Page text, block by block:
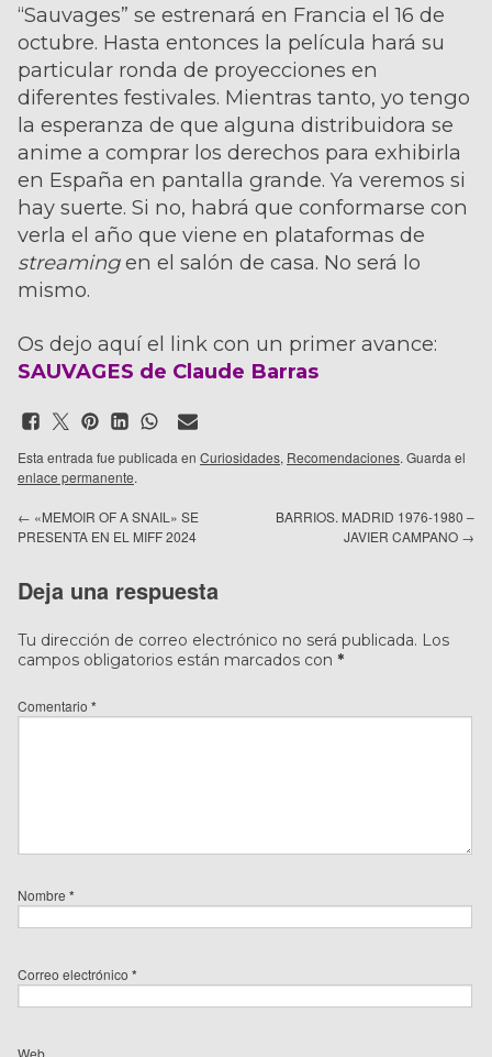
“Sauvages” se estrenará en Francia el 16 de
octubre. Hasta entonces la película hará su
particular ronda de proyecciones en
diferentes festivales. Mientras tanto, yo tengo
la esperanza de que alguna distribuidora se
anime a comprar los derechos para exhibirla
en España en pantalla grande. Ya veremos si
hay suerte. Si no, habrá que conformarse con
verla el año que viene en plataformas de
streamingen el salón de casa. No será lo
mismo.
Os dejo aquí el link con un primer avance:
SAUVAGES de Claude Barras
Esta entrada fue publicada en Curiosidades, Recomendaciones. Guarda el
enlace permanente.
← «MEMOIR OF A SNAIL» SE
PRESENTA EN EL MIFF 2024
BARRIOS. MADRID 1976-1980 –
JAVIER CAMPANO →
Deja una respuesta
Tu dirección de correo electrónico no será publicada. Los
campos obligatorios están marcados con *
Comentario *
Nombre *
Correo electrónico *
Web